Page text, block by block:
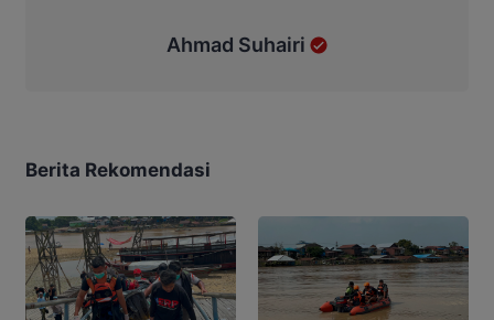
Ahmad Suhairi
Berita Rekomendasi